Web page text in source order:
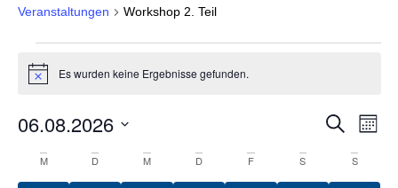
Veranstaltungen Workshop 2. Teil
HinweisEs wurden keine Ergebnisse gefunden.
Suche
Monat
06.08.2026
wählen.
Kalender
M D M D F S S